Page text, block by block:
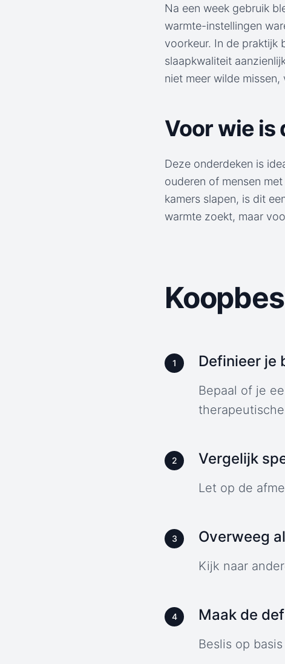
Na een week gebruik
warmte-instellingen
voorkeur. In de praktijk
slaapkwaliteit
niet meer wilde
Voor wie is
Deze onderdeken is
ouderen of mensen
kamers slapen, is dit
warmte zoekt, maar
1 Definieer je
Bepaal of je
2 Vergelijk
Let op de
3 Overweeg
Kijk naar
4 Maak de
Beslis op